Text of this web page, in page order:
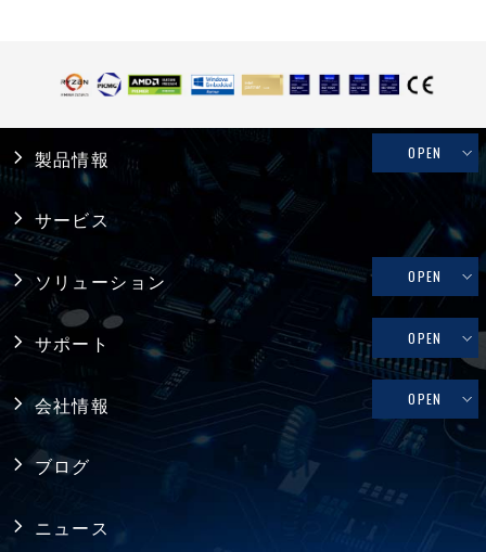
製品情報 OPEN
産業用PC
システム製品
産業用マザーボード
コンピュータ・オン・モジュール
シングルボードコンピュータ
バックプレーン
サービス
ソリューション OPEN
リテール・物流
メディカル
ファクトリーオートメーション
サポート OPEN
修理依頼、技術的なお問い合わせ
会社情報 OPEN
採用情報
ブログ
ニュース